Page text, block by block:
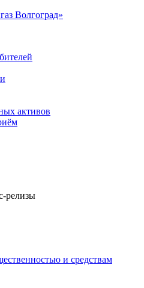
активов
релизы
и средствам